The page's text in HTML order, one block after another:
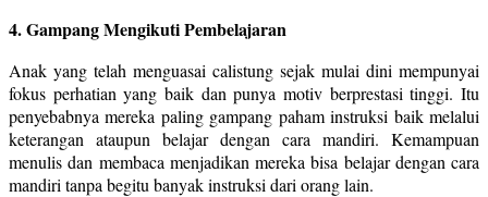
4. Gampang Mengikuti Pembelajaran
Anak yang telah menguasai calistung sejak mulai dini mempunyai
fokus perhatian yang baik dan punya motiv berprestasi tinggi. Itu
penyebabnya mereka paling gampang paham instruksi baik melalui
keterangan ataupun belajar dengan cara mandiri. Kemampuan
menulis dan membaca menjadikan mereka bisa belajar dengan cara
mandiri tanpa begitu banyak instruksi dari orang lain.